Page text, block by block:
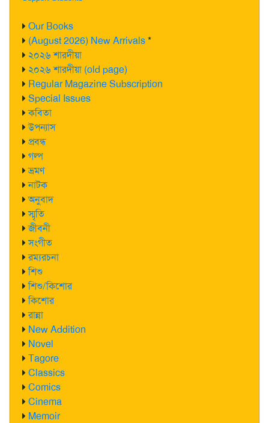
Our Books
(August 2026) New Arrivals*
২০২৬ শারদীয়া
২০২৬ শারদীয়া (old page)
Regular Magazine Subscription
Special Issues
কবিতা
উপন্যাস
প্রবন্ধ
গল্প
ভ্রমণ
নাটক
অনুবাদ
স্মৃতি
জীবনী
সংগীত
রম্যরচনা
শিশু
শিশু/কিশোর
কিশোর
রান্না
New Addition
Novel
Tagore
Classics
Comics
Cinema
Memoir